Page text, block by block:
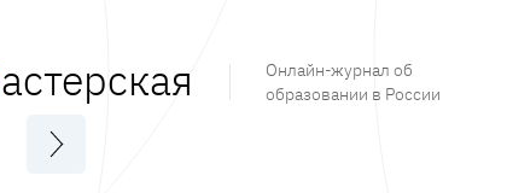
астерская
Онлайн-журнал об
образовании в России